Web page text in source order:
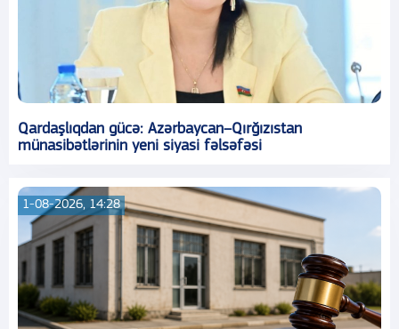
Qardaşlıqdan gücə: Azərbaycan–Qırğızıstan
münasibətlərinin yeni siyasi fəlsəfəsi
1-08-2026, 14:28